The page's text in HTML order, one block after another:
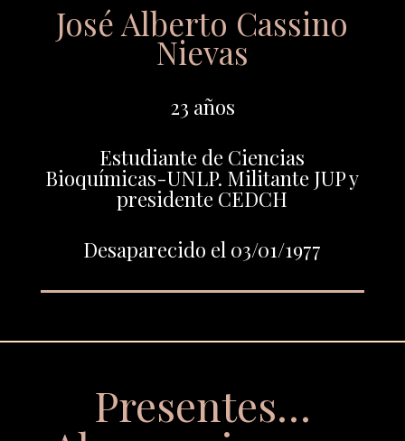
José Alberto Cassino
Nievas
23 años
Estudiante de Ciencias
Bioquímicas-UNLP. Militante JUP y
presidente CEDCH
Desaparecido el 03/01/1977
Presentes…